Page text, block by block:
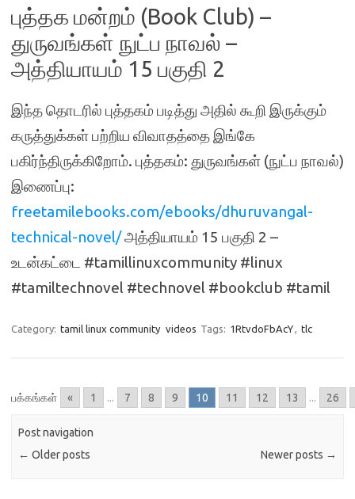
புத்தக மன்றம் (Book Club) –
துருவங்கள் நுட்ப நாவல் –
அத்தியாயம் 15 பகுதி 2
இந்த தொடரில் புத்தகம் படித்து அதில் கூறி இருக்கும்
கருத்துக்கள் பற்றிய விவாதத்தை இங்கே
பகிர்ந்திருக்கிறோம். புத்தகம்: துருவங்கள் (நுட்ப நாவல்)
இணைப்பு:
freetamilebooks.com/ebooks/dhuruvangal-
technical-novel/அத்தியாயம் 15 பகுதி 2 –
உடன்கட்டை #tamillinuxcommunity #linux
#tamiltechnovel #technovel #bookclub #tamil
Category: tamil linux community videos Tags: 1RtvdoFbAcY, tlc
பக்கங்கள் « 1 ... 7 8 9 10 11 12 13 ... 26
Post navigation
← Older posts Newer posts →